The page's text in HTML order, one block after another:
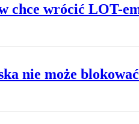
chce wrócić LOT-
nie może